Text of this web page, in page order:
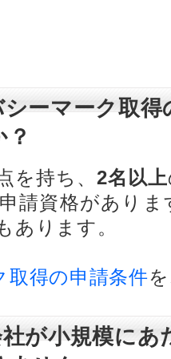
ーマーク取
を持ち、2名以上
請資格があり
あります。
取得の申請条件
が小規模に